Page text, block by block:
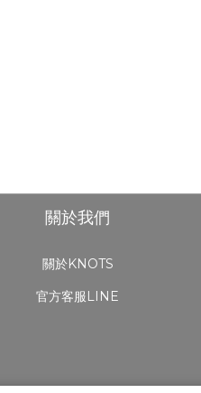
關於我們
關於KNOTS
官方客服LINE